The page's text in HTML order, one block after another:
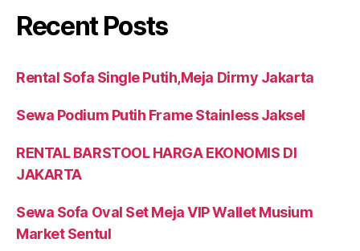
Recent Posts
Rental Sofa Single Putih,Meja Dirmy Jakarta
Sewa Podium Putih Frame Stainless Jaksel
RENTAL BARSTOOL HARGA EKONOMIS DI
JAKARTA
Sewa Sofa Oval Set Meja VIP Wallet Musium
Market Sentul